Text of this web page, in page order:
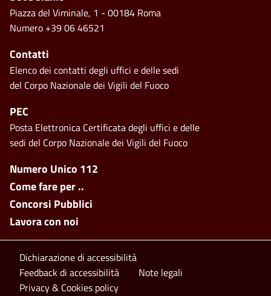
Footer side menu
Numero Unico 112
Come fare per ..
Concorsi Pubblici
Lavora con noi
Piazza del Viminale, 1 - 00184 Roma
Numero +39 06 46521
Contatti
Elenco dei contatti degli uffici e delle sedi
del Corpo Nazionale dei Vigili del Fuoco
PEC
Posta Elettronica Certificata degli uffici e delle
sedi del Corpo Nazionale dei Vigili del Fuoco
Footer bottom
Dichiarazione di accessibilità
Feedback di accessibilità
Note legali
Privacy & Cookies policy